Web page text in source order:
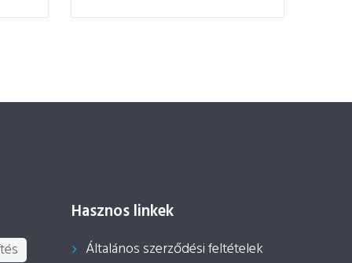
Hasznos linkek
Általános szerződési feltételek